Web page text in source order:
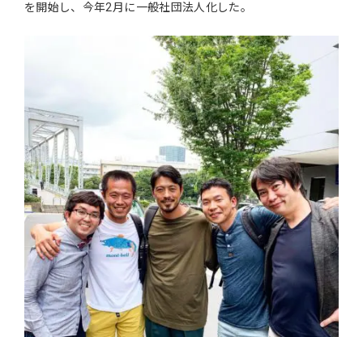
を開始し、今年2月に一般社団法人化した。